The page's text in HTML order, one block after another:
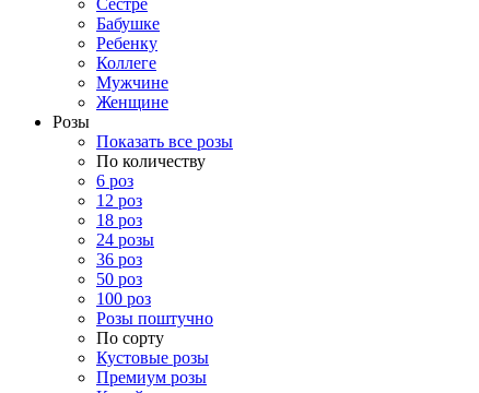
Сестре
Бабушке
Ребенку
Коллеге
Мужчине
Женщине
Розы
Показать все розы
По количеству
6 роз
12 роз
18 роз
24 розы
36 роз
50 роз
100 роз
Розы поштучно
По сорту
Кустовые розы
Премиум розы